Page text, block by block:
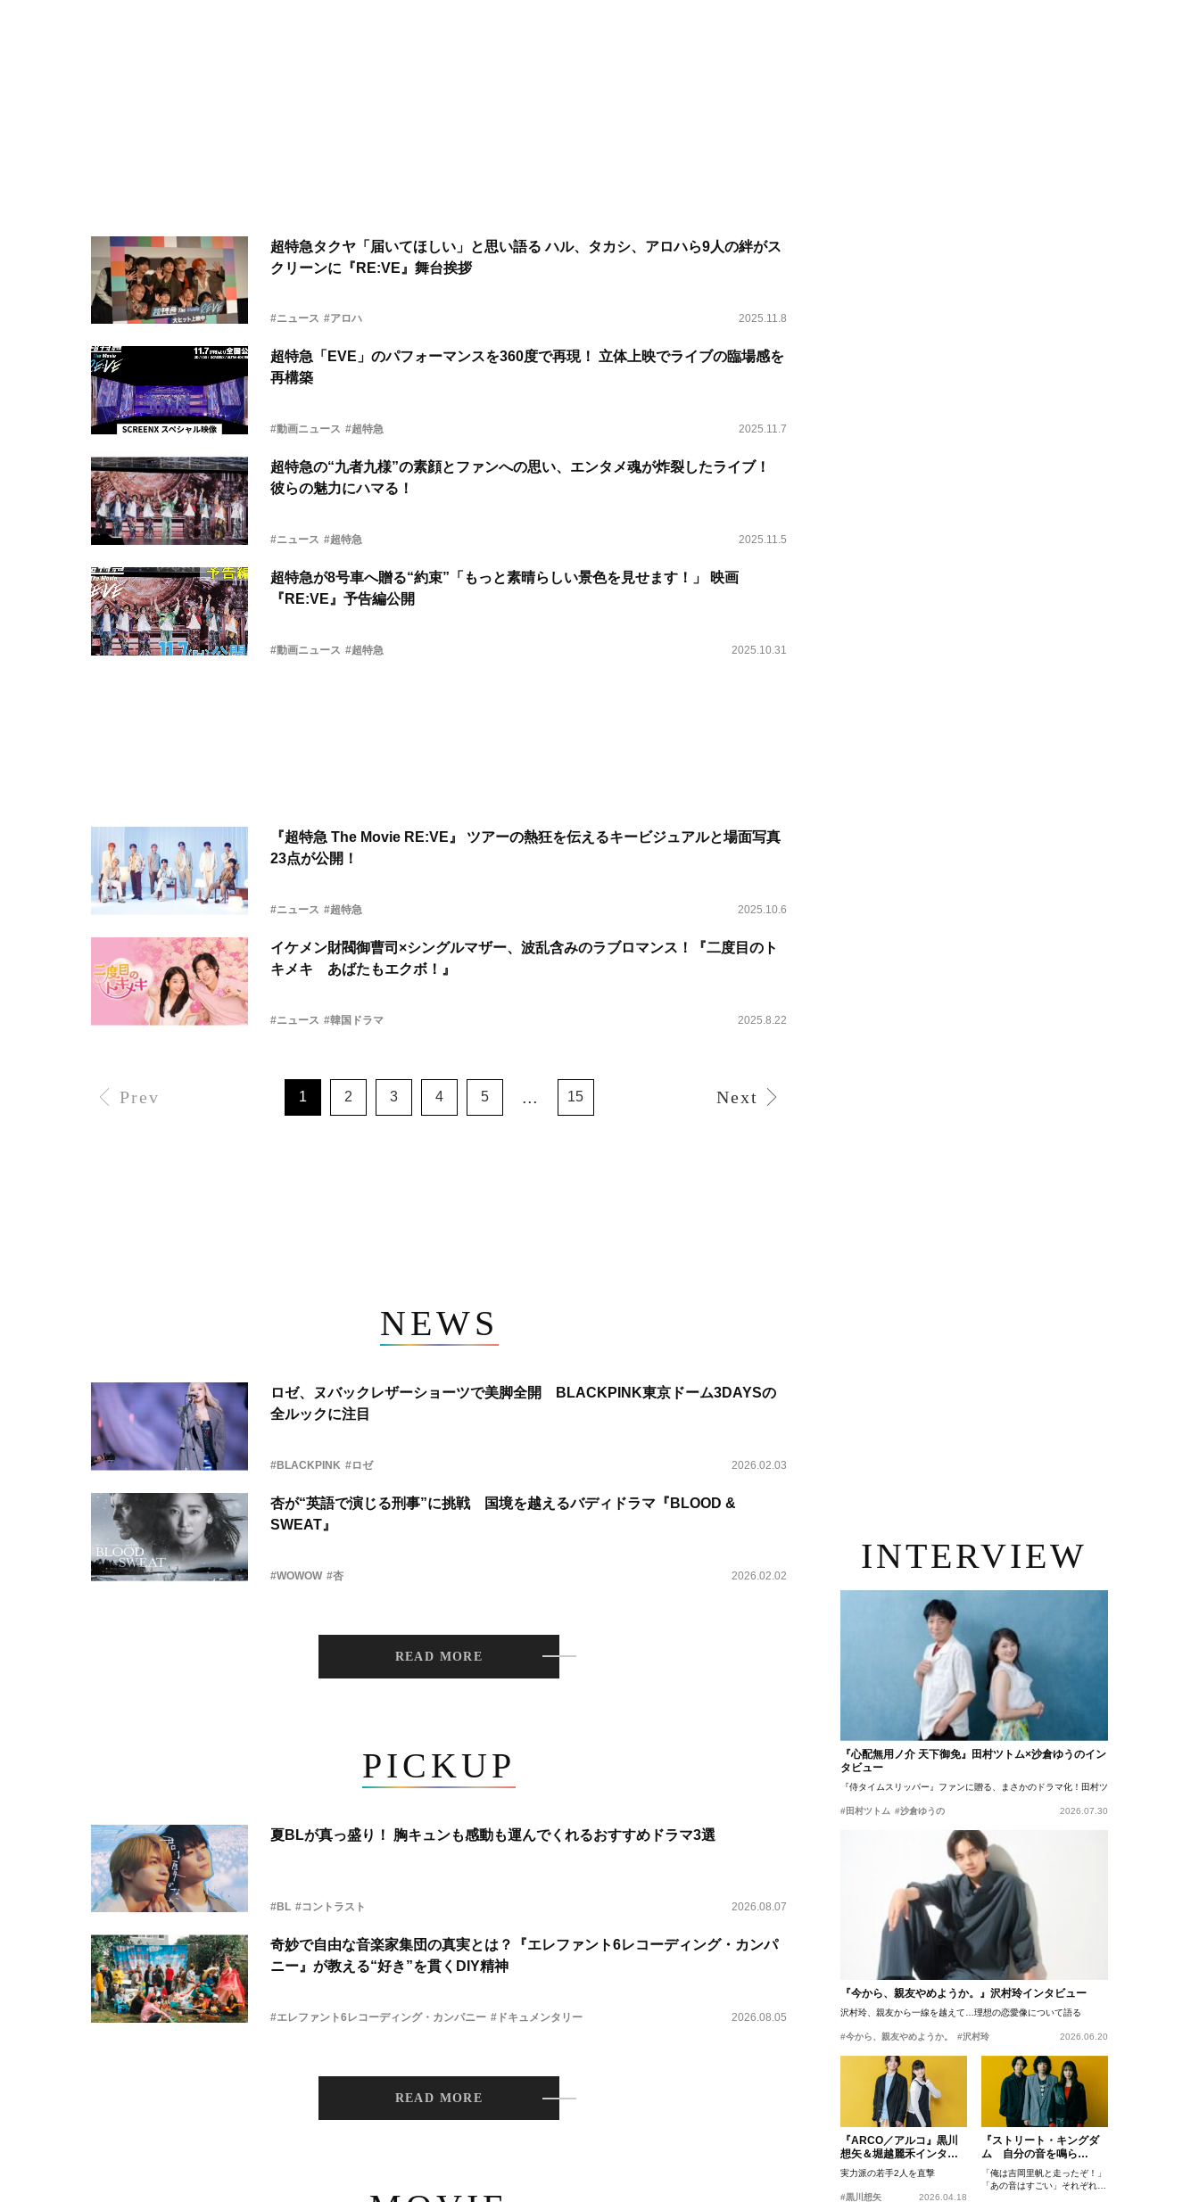
超特急タクヤ「届いてほしい」と思い語る ハル、タカシ、アロハら9人の絆がス
クリーンに『RE:VE』舞台挨拶
#ニュース #アロハ 2025.11.8
超特急「EVE」のパフォーマンスを360度で再現！ 立体上映でライブの臨場感を
再構築
#動画ニュース #超特急 2025.11.7
超特急の“九者九様”の素顔とファンへの思い、エンタメ魂が炸裂したライブ！
彼らの魅力にハマる！
#ニュース #超特急 2025.11.5
超特急が8号車へ贈る“約束”「もっと素晴らしい景色を見せます！」 映画
『RE:VE』予告編公開
#動画ニュース #超特急 2025.10.31
『超特急 The Movie RE:VE』 ツアーの熱狂を伝えるキービジュアルと場面写真
23点が公開！
#ニュース #超特急 2025.10.6
イケメン財閥御曹司×シングルマザー、波乱含みのラブロマンス！『二度目のト
キメキ あばたもエクボ！』
#ニュース #韓国ドラマ 2025.8.22
Prev 1 2 3 4 5 ... 15 Next
NEWS
ロゼ、ヌバックレザーショーツで美脚全開 BLACKPINK東京ドーム3DAYSの
全ルックに注目
#BLACKPINK #ロゼ 2026.02.03
杏が“英語で演じる刑事”に挑戦 国境を越えるバディドラマ『BLOOD &
SWEAT』
#WOWOW #杏 2026.02.02
READ MORE
PICKUP
夏BLが真っ盛り！ 胸キュンも感動も運んでくれるおすすめドラマ3選
#BL #コントラスト 2026.08.07
奇妙で自由な音楽家集団の真実とは？『エレファント6レコーディング・カンパ
ニー』が教える“好き”を貫くDIY精神
#エレファント6レコーディング・カンパニー #ドキュメンタリー 2026.08.05
READ MORE
INTERVIEW
『心配無用ノ介 天下御免』田村ツトム×沙倉ゆうのイン
タビュー
『侍タイムスリッパー』ファンに贈る、まさかのドラマ化！田村ツトム×沙倉ゆうのが語
#田村ツトム #沙倉ゆうの 2026.07.30
『今から、親友やめようか。』沢村玲インタビュー
沢村玲、親友から一線を越えて…理想の恋愛像について語る
#今から、親友やめようか。 #沢村玲 2026.06.20
『ARCO／アルコ』黒川
想矢＆堀越麗禾インタビ
ュー
実力派の若手2人を直撃
#黒川想矢 2026.04.18
『ストリート・キングダ
ム 自分の音を鳴ら
せ。』峯田和伸、若葉竜
也、吉岡里帆インタビュ
ー
「俺は吉岡里帆と走ったぞ！」
「あの音はすごい」それぞれの